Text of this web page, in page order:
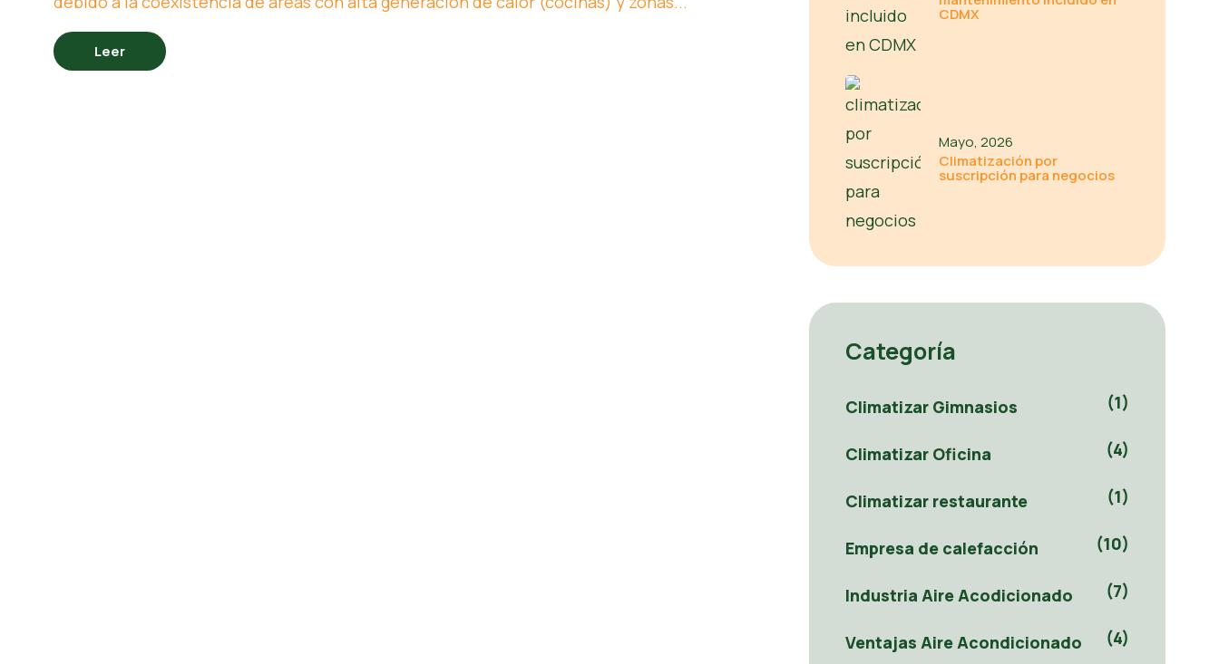
Leer
CDMX
Mayo, 2026
Climatización por
suscripción para negocios
Categoría
Climatizar Gimnasios (1)
Climatizar Oficina (4)
Climatizar restaurante (1)
Empresa de calefacción (10)
Industria Aire Acodicionado (7)
Ventajas Aire Acondicionado (4)